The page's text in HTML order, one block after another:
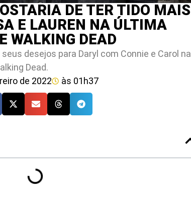
DE TER TIDO MAIS
E LAUREN NA ÚLTIMA
WALKING DEAD
desejos para Daryl com Connie e Carol na
Dead.
de 2022 às 01h37